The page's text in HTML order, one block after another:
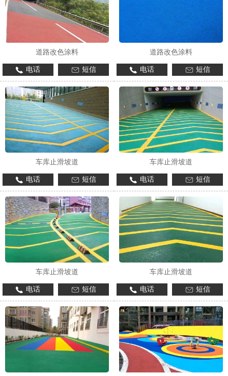
1
道路改色涂料
电话 短信
道路改色涂料
电话 短信
车库止滑坡道
电话 短信
车库止滑坡道
电话 短信
车库止滑坡道
电话 短信
车库止滑坡道
电话 短信